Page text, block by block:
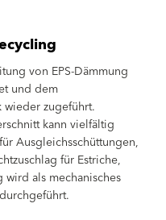
von EPS-Dämmung
und dem
wieder zugeführt.
kann vielfältig
Ausgleichsschüttungen,
für Estriche,
als mechanisches